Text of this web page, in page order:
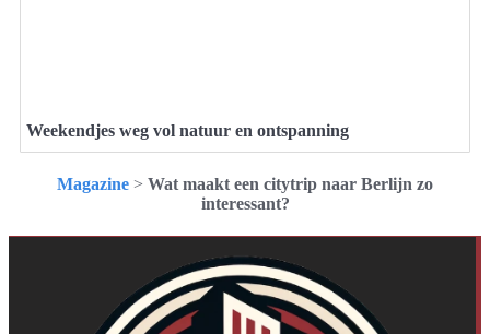
Weekendjes weg vol natuur en ontspanning
Magazine > Wat maakt een citytrip naar Berlijn zo
interessant?